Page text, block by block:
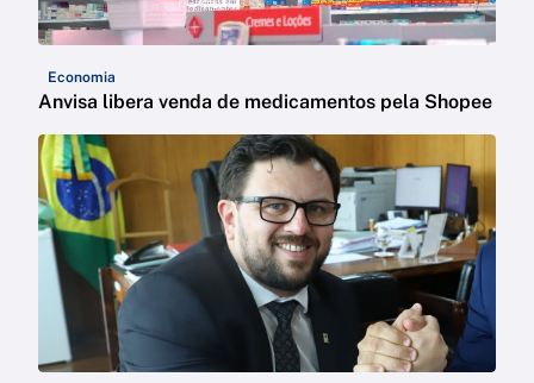
Economia
Anvisa libera venda de medicamentos pela Shopee